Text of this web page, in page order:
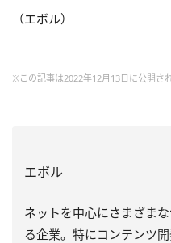
（エボル）
※この記事は2022年12月13日に公開さ
エボル
ネットを中心にさまざま
る企業。特にコンテンツ